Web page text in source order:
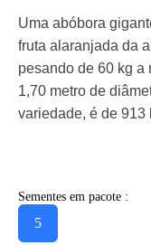
Uma abóbora
fruta alaranjada da
pesando de 60 kg a
1,70 metro de
variedade, é de 913
Sementes em pacote :
5